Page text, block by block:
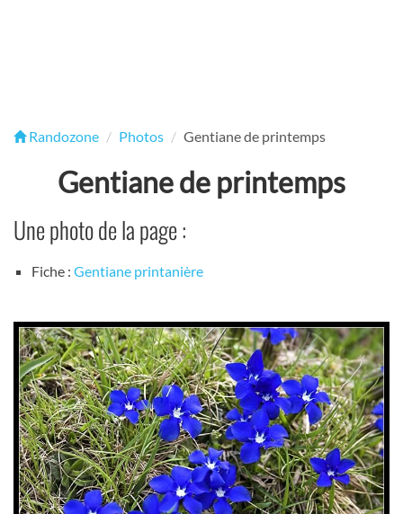
Randozone Photos Gentiane de printemps
Gentiane de printemps
Une photo de la page :
Fiche : Gentiane printanière